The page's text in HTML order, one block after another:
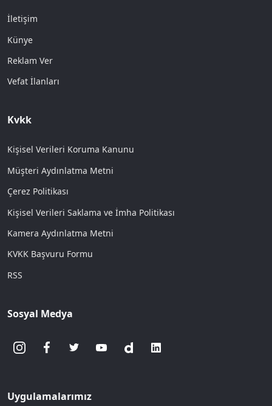
İletişim
Künye
Reklam Ver
Vefat İlanları
Kvkk
Kişisel Verileri Koruma Kanunu
Müşteri Aydınlatma Metni
Çerez Politikası
Kişisel Verileri Saklama ve İmha Politikası
Kamera Aydınlatma Metni
KVKK Başvuru Formu
RSS
Sosyal Medya
Uygulamalarımız